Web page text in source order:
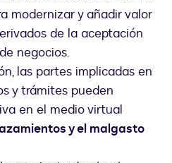
modernizar y añadir valor
de la aceptación
negocios.
las partes implicadas en
y trámites pueden
en el medio virtual
y el malgasto